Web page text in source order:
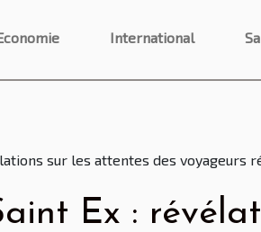
International
sur les attentes des voyageurs
Ex :